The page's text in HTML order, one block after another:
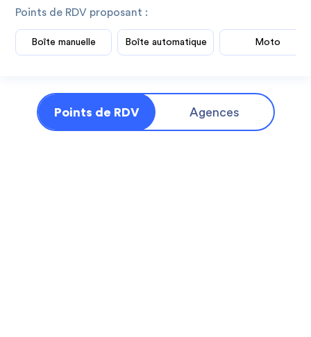
Points de RDV proposant :
Boîte manuelle Boîte automatique Moto
Points de RDV Agences